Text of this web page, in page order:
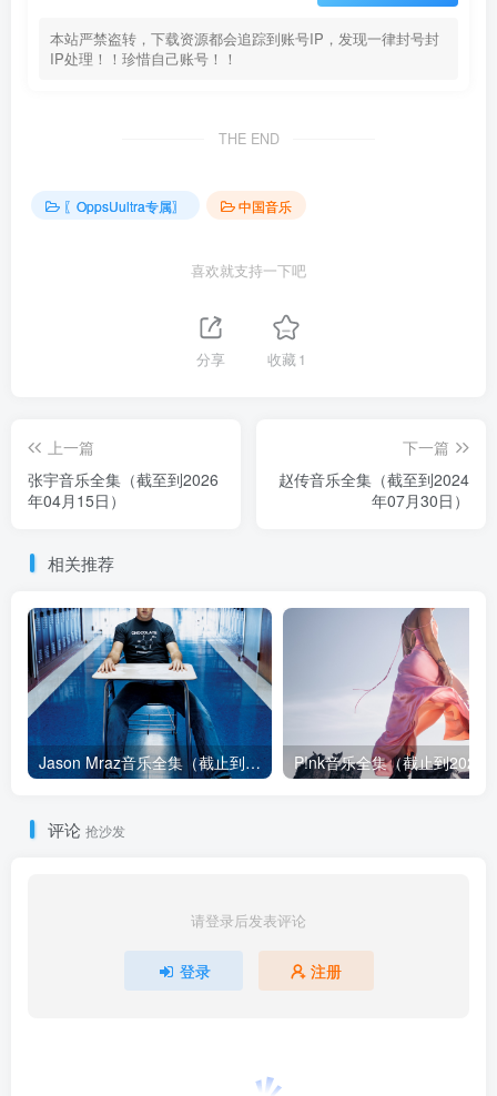
本站严禁盗转，下载资源都会追踪到账号IP，发现一律封号封
IP处理！！珍惜自己账号！！
THE END
〖OppsUultra专属〗 中国音乐
喜欢就支持一下吧
分享 收藏 1
上一篇
张宇音乐全集（截至到2026
年04月15日）
下一篇
赵传音乐全集（截至到2024
年07月30日）
相关推荐
Jason Mraz音乐全集（截止到2026年08月04日）
评论 抢沙发
请登录后发表评论
登录 注册